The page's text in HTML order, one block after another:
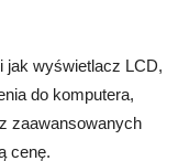
jak wyświetlacz LCD,
do komputera,
zaawansowanych
cenę.